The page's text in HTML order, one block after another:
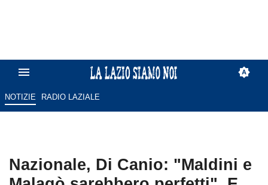
NOTIZIE RADIO LAZIALE
Nazionale, Di Canio: "Maldini e